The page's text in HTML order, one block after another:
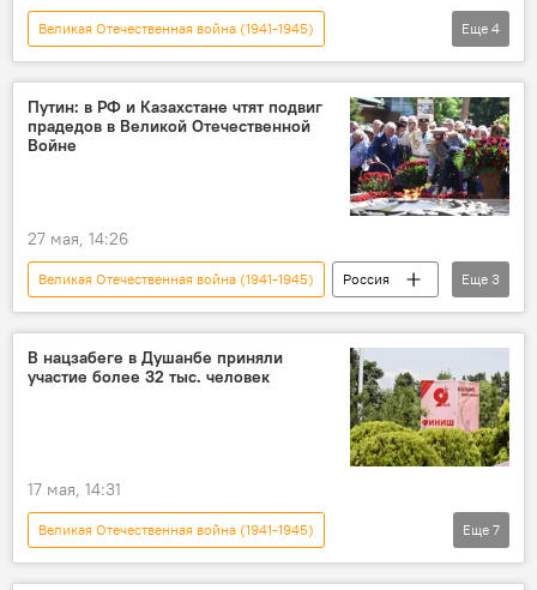
Великая Отечественная война (1941-1945)
Таджикистан
Новости Душанбе
Sputnik Таджикистан
Еще 4
Путин: в РФ и Казахстане чтят подвиг
прадедов в Великой Отечественной
Войне
27 мая, 14:26
Великая Отечественная война (1941-1945)
Россия
Казахстан
Владимир Путин статья
Еще 3
В нацзабеге в Душанбе приняли
участие более 32 тыс. человек
17 мая, 14:31
Великая Отечественная война (1941-1945)
Новости Душанбе
Таджикистан
Еще 7